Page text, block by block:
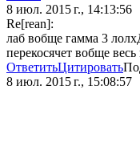
8 июл. 2015 г., 14:13:56
Re[rean]:
лаб вобще гамма 3
перекосячет вобще весь
ОтветитьЦитировать
8 июл. 2015 г., 15:08:57